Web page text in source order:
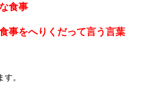
食事
事をへりくだって言う言葉
。